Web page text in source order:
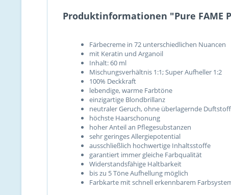
Produktinformationen "Pure FAME
Färbecreme in 72 unterschiedlichen Nuancen
mit Keratin und Arganoil
Inhalt: 60 ml
Mischungsverhältnis 1:1; Super Aufheller 1:2
100% Deckkraft
lebendige, warme Farbtöne
einzigartige Blondbrillanz
neutraler Geruch, ohne überlagernde Duftstoff
höchste Haarschonung
hoher Anteil an Pflegesubstanzen
sehr geringes Allergiepotential
ausschließlich hochwertige Inhaltsstoffe
garantiert immer gleiche Farbqualität
Widerstandsfähige Haltbarkeit
bis zu 5 Töne Aufhellung möglich
Farbkarte mit schnell erkennbarem